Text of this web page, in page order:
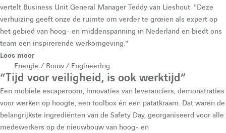
r
h
e
vertelt Business Unit General Manager Teddy van Lieshout. "Deze
verhuizing geeft onze de ruimte om verder te groeien als expert op
het gebied van hoog- en middenspanning in Nederland en biedt ons
team een inspirerende werkomgeving."
Lees meer
Energie / Bouw / Engineering
“Tijd voor veiligheid, is ook werktijd”
Een mobiele escaperoom, innovaties van leveranciers, demonstraties
voor werken op hoogte, een toolbox én een patatkraam. Dat waren de
belangrijkste ingrediënten van de Safety Day, georganiseerd voor alle
medewerkers op de nieuwbouw van hoog- en